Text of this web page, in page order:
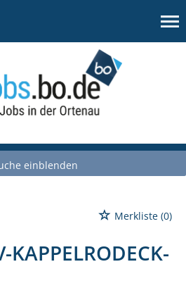
einblenden
Merkliste (0)
KAPPELRODECK-